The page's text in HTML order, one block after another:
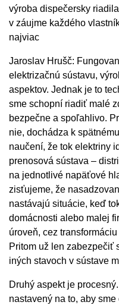
výroba dispečersky
v záujme každého
najviac
Jaroslav Hrušč:
elektrizačnú sústavu,
aspektov. Jednak je to
sme schopní riadiť malé
bezpečne a spoľahlivo.
nie, dochádza k
naučení, že tok elektriny
prenosová sústava –
na jednotlivé napäťové
zisťujeme, že
nastávajú situácie, keď
domácnosti alebo malej
úroveň, cez
Pritom už len zabezpečiť
iných stavoch v sústave
Druhý aspekt je
nastavený na to, aby